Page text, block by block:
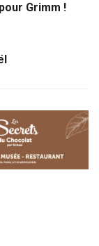
Grimm !